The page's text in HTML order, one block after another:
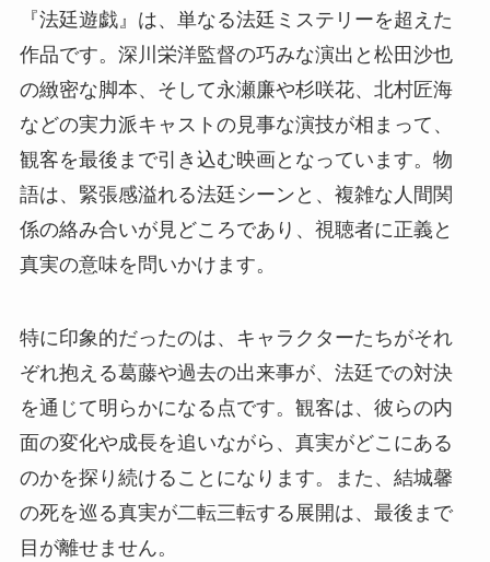
『法廷遊戯』は、単なる法廷ミステリーを超えた
作品です。深川栄洋監督の巧みな演出と松田沙也
の緻密な脚本、そして永瀬廉や杉咲花、北村匠海
などの実力派キャストの見事な演技が相まって、
観客を最後まで引き込む映画となっています。物
語は、緊張感溢れる法廷シーンと、複雑な人間関
係の絡み合いが見どころであり、視聴者に正義と
真実の意味を問いかけます。
特に印象的だったのは、キャラクターたちがそれ
ぞれ抱える葛藤や過去の出来事が、法廷での対決
を通じて明らかになる点です。観客は、彼らの内
面の変化や成長を追いながら、真実がどこにある
のかを探り続けることになります。また、結城馨
の死を巡る真実が二転三転する展開は、最後まで
目が離せません。